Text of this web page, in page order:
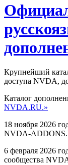
Крупнейший
доступа NVDA,
Каталог
NVDA.RU.»
18 ноября 2026
NVDA-
6 февраля 2026
сообщества